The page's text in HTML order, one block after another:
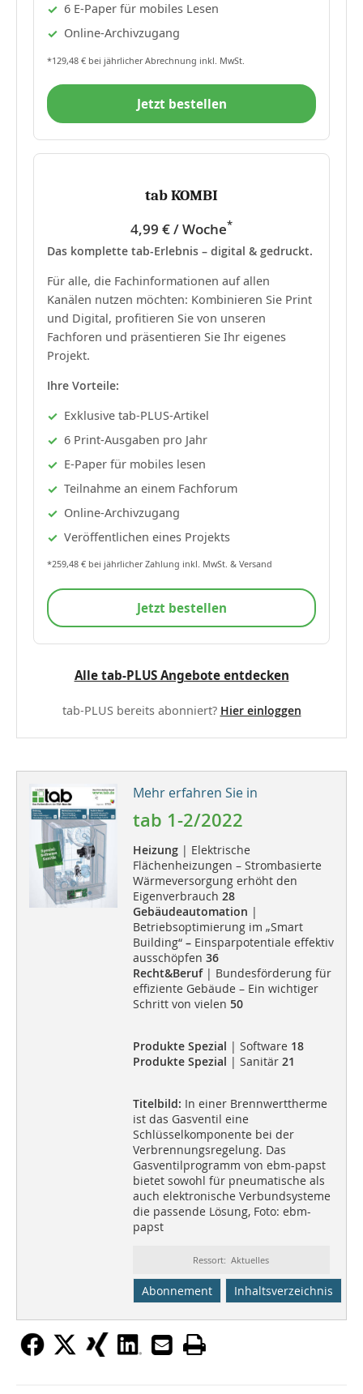
6 E-Paper für mobiles Lesen
Online-Archivzugang
*129,48 € bei jährlicher Abrechnung inkl. MwSt.
Jetzt bestellen
tab KOMBI
4,99 € / Woche*
Das komplette tab-Erlebnis – digital & gedruckt.
Für alle, die Fachinformationen auf allen
Kanälen nutzen möchten: Kombinieren Sie Print
und Digital, profitieren Sie von unseren
Fachforen und präsentieren Sie Ihr eigenes
Projekt.
Ihre Vorteile:
Exklusive tab-PLUS-Artikel
6 Print-Ausgaben pro Jahr
E-Paper für mobiles lesen
Teilnahme an einem Fachforum
Online-Archivzugang
Veröffentlichen eines Projekts
*259,48 € bei jährlicher Zahlung inkl. MwSt. & Versand
Jetzt bestellen
Alle tab-PLUS Angebote entdecken
tab-PLUS bereits abonniert? Hier einloggen
Mehr erfahren Sie in
tab 1-2/2022
Heizung| Elektrische
Flächenheizungen – Strombasierte
Wärmeversorgung erhöht den
Eigenverbrauch 28
Gebäudeautomation |
Betriebsoptimierung im „Smart
Building“– Einsparpotentiale effektiv
ausschöpfen 36
Recht&Beruf| Bundesförderung für
effiziente Gebäude – Ein wichtiger
Schritt von vielen 50
Produkte Spezial | Software 18
Produkte Spezial | Sanitär 21
Titelbild: In einer Brennwerttherme
ist das Gasventil eine
Schlüsselkomponente bei der
Verbrennungsregelung. Das
Gasventilprogramm von ebm-papst
bietet sowohl für pneumatische als
auch elektronische Verbundsysteme
die passende Lösung, Foto: ebm-
papst
Ressort: Aktuelles
Abonnement Inhaltsverzeichnis